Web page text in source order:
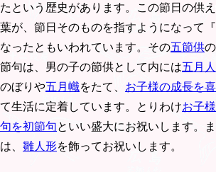
たという歴史があります。この節日の供
葉が、節日そのものを指すようになって
なったともいわれています。その五節供
節句は、男の子の節供として内には五月
のぼりや五月幟をたて、 お子様の成長を
て生活に定着しています。とりわけお子
句を初節句といい盛大にお祝いします。
は、 雛人形を飾ってお祝いします。